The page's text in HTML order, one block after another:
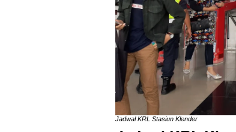
Jadwal KRL Stasiun Klender